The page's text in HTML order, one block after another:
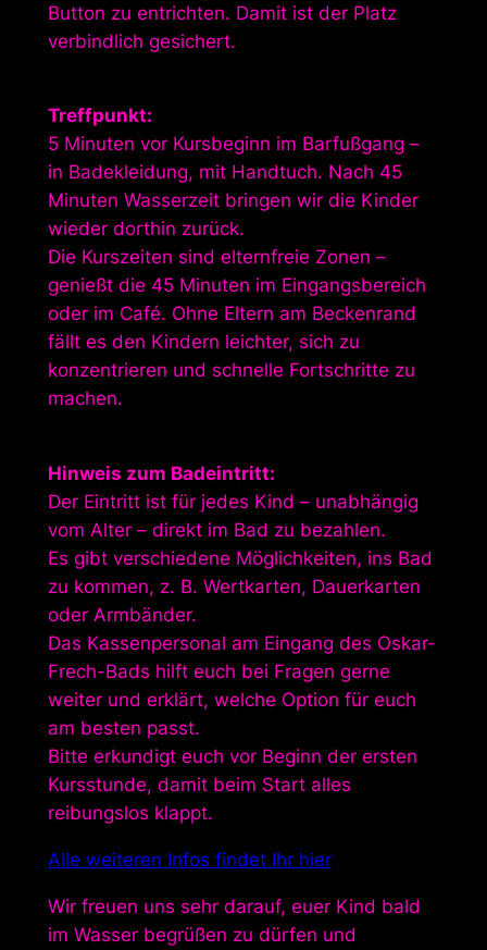
Button zu entrichten. Damit ist der Platz
verbindlich gesichert.
Treffpunkt:
5 Minuten vor Kursbeginn im Barfußgang –
in Badekleidung, mit Handtuch. Nach 45
Minuten Wasserzeit bringen wir die Kinder
wieder dorthin zurück.
Die Kurszeiten sind elternfreie Zonen –
genießt die 45 Minuten im Eingangsbereich
oder im Café. Ohne Eltern am Beckenrand
fällt es den Kindern leichter, sich zu
konzentrieren und schnelle Fortschritte zu
machen.
Hinweis zum Badeintritt:
Der Eintritt ist für jedes Kind – unabhängig
vom Alter – direkt im Bad zu bezahlen.
Es gibt verschiedene Möglichkeiten, ins Bad
zu kommen, z. B. Wertkarten, Dauerkarten
oder Armbänder.
Das Kassenpersonal am Eingang des Oskar-
Frech-Bads hilft euch bei Fragen gerne
weiter und erklärt, welche Option für euch
am besten passt.
Bitte erkundigt euch vor Beginn der ersten
Kursstunde, damit beim Start alles
reibungslos klappt.
Alle weiteren Infos findet Ihr hier
Wir freuen uns sehr darauf, euer Kind bald
im Wasser begrüßen zu dürfen und